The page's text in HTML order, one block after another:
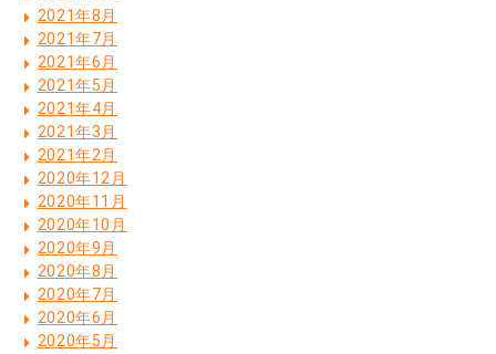
2021年8月
2021年7月
2021年6月
2021年5月
2021年4月
2021年3月
2021年2月
2020年12月
2020年11月
2020年10月
2020年9月
2020年8月
2020年7月
2020年6月
2020年5月